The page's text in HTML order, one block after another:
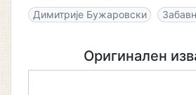
Димитрије Бужаровски
Оригинален